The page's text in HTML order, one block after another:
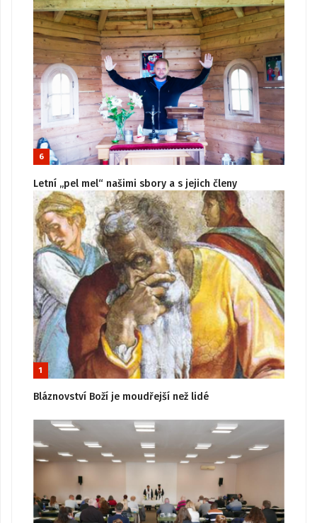
6
Letní „pel mel“ našimi sbory a s jejich členy
1
Bláznovství Boží je moudřejší než lidé